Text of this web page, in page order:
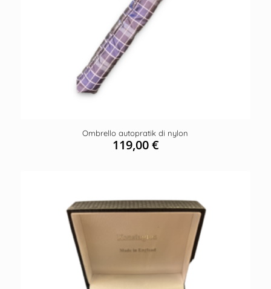
Ombrello autopratik di nylon
119,00€